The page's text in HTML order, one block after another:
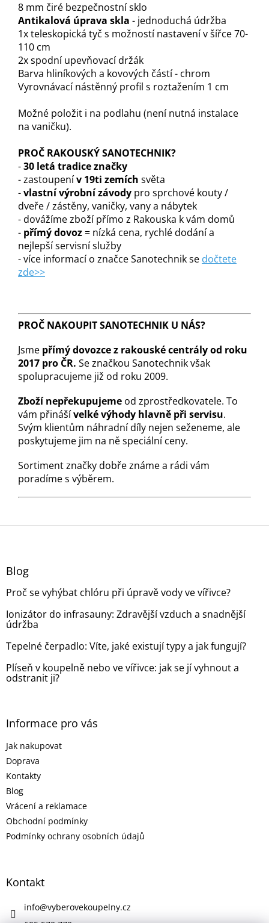
8 mm čiré bezpečnostní sklo
Antikalová úprava skla - jednoduchá údržba
1x teleskopická tyč s možností nastavení v šířce 70-
110 cm
2x spodní upevňovací držák
Barva hliníkových a kovových částí - chrom
Vyrovnávací nástěnný profil s roztažením 1 cm
Možné položit i na podlahu (není nutná instalace
na vaničku).
PROČ RAKOUSKÝ SANOTECHNIK?
-30 letá tradice značky
- zastoupenív 19ti zemích světa
-vlastní výrobní závody pro sprchové kouty /
dveře / zástěny, vaničky, vany a nábytek
- dovážíme zboží přímo z Rakouska k vám domů
- přímý dovoz= nízká cena, rychlé dodání a
nejlepší servisní služby
- více informací o značce Sanotechnik se dočtete
zde>>
PROČ NAKOUPIT SANOTECHNIK U NÁS?
Jsme přímý dovozce z rakouské centrály od roku
2017 pro ČR. Se značkou Sanotechnik však
spolupracujeme již od roku 2009.
Zboží nepřekupujeme od zprostředkovatele. To
vám přinášívelké výhody hlavně při servisu.
Svým klientům náhradní díly nejen seženeme, ale
poskytujeme jim na ně speciální ceny.
Sortiment značky dobře známe a rádi vám
poradíme s výběrem.
Z
Blog
Proč se vyhýbat chlóru při úpravě vody ve vířivce?
Ionizátor do infrasauny: Zdravější vzduch a snadnější
údržba
Tepelné čerpadlo: Víte, jaké existují typy a jak fungují?
Plíseň v koupelně nebo ve vířivce: jak se jí vyhnout a
odstranit ji?
Informace pro vás
Jak nakupovat
Doprava
Kontakty
Blog
Vrácení a reklamace
Obchodní podmínky
Podmínky ochrany osobních údajů
Kontakt
info@vyberovekoupelny.cz